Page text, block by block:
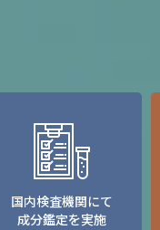
国内検査機関にて
成分鑑定を実施